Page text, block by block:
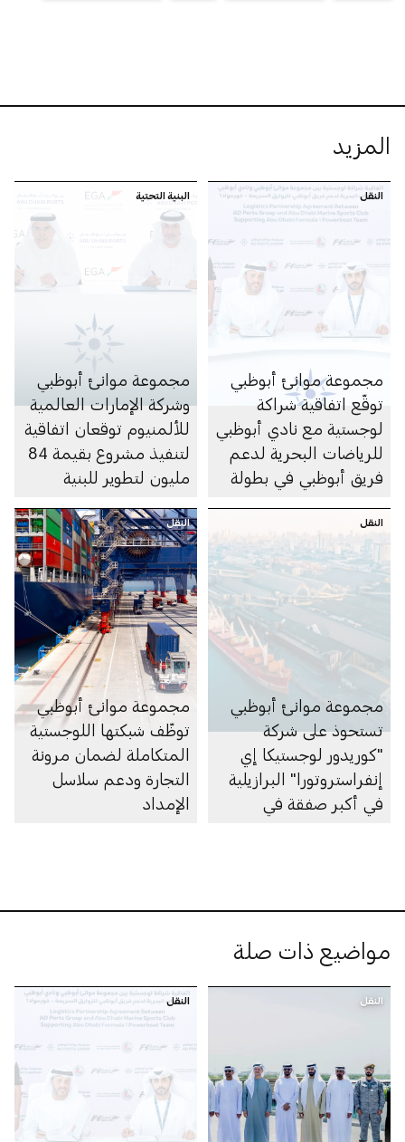
المزيد
النقل
مجموعة موانئ أبوظبي
توقّع اتفاقية شراكة
لوجستية مع نادي أبوظبي
للرياضات البحرية لدعم
فريق أبوظبي في بطولة
للزوارق السريعة
البنية التحتية
مجموعة موانئ أبوظبي
وشركة الإمارات العالمية
للألمنيوم توقعان اتفاقية
لتنفيذ مشروع بقيمة 84
مليون لتطوير للبنية
النقل
مجموعة موانئ أبوظبي
تستحوذ على شركة
"كوريدور لوجستيكا إي
إنفراستروتورا" البرازيلية
في أكبر صفقة في
النقل
مجموعة موانئ أبوظبي
توظّف شبكتها اللوجستية
المتكاملة لضمان مرونة
التجارة ودعم سلاسل
الإمداد
مواضيع ذات صلة
النقل النقل